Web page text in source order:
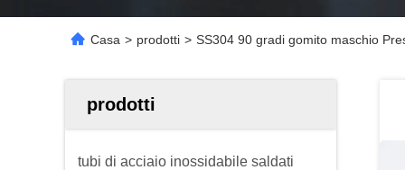
Casa > prodotti > SS304 90 gradi gomito maschio
prodotti
tubi di acciaio inossidabile saldati